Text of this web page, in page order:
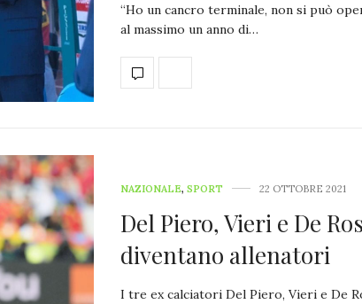
“Ho un cancro terminale, non si può
al massimo un anno di…
NAZIONALE, SPORT 22 OTTOBRE 2021
Del Piero, Vieri e De
diventano allenatori
I tre ex calciatori Del Piero, Vieri e De